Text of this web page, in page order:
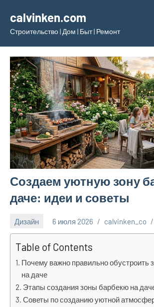
содержимому
calvinken.com
Строительство | Дом | Быт | Ремонт
Создаем уютную зону
даче: идеи и советы
Дизайн 6 июля 2026 calvinken_co
Table of Contents
Почему важно правильно обустроить
на даче
Этапы создания зоны барбекю на
Советы по созданию уютной